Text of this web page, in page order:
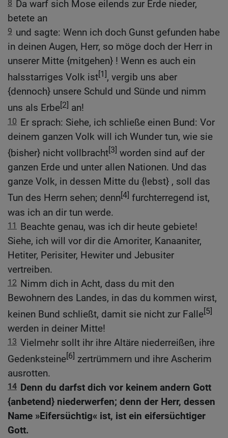
8 Da warf sich Mose eilends zur Erde nieder,
betete an
9 und sagte: Wenn ich doch Gunst gefunden habe
in deinen Augen, Herr, so möge doch der Herr in
unserer Mitte {mitgehen} ! Wenn es auch ein
halsstarriges Volk ist[1], vergib uns aber
{dennoch} unsere Schuld und Sünde und nimm
uns als Erbe[2] an!
10 Er sprach: Siehe, ich schließe einen Bund: Vor
deinem ganzen Volk will ich Wunder tun, wie sie
{bisher} nicht vollbracht[3] worden sind auf der
ganzen Erde und unter allen Nationen. Und das
ganze Volk, in dessen Mitte du {lebst} , soll das
Tun des Herrn sehen; denn[4] furchterregend ist,
was ich an dir tun werde.
11 Beachte genau, was ich dir heute gebiete!
Siehe, ich will vor dir die Amoriter, Kanaaniter,
Hetiter, Perisiter, Hewiter und Jebusiter
vertreiben.
12 Nimm dich in Acht, dass du mit den
Bewohnern des Landes, in das du kommen wirst,
keinen Bund schließt, damit sie nicht zur Falle[5]
werden in deiner Mitte!
13 Vielmehr sollt ihr ihre Altäre niederreißen, ihre
Gedenksteine[6] zertrümmern und ihre Ascherim
ausrotten.
14 Denn du darfst dich vor keinem andern Gott
{anbetend} niederwerfen; denn der Herr, dessen
Name »Eifersüchtig« ist, ist ein eifersüchtiger
Gott.